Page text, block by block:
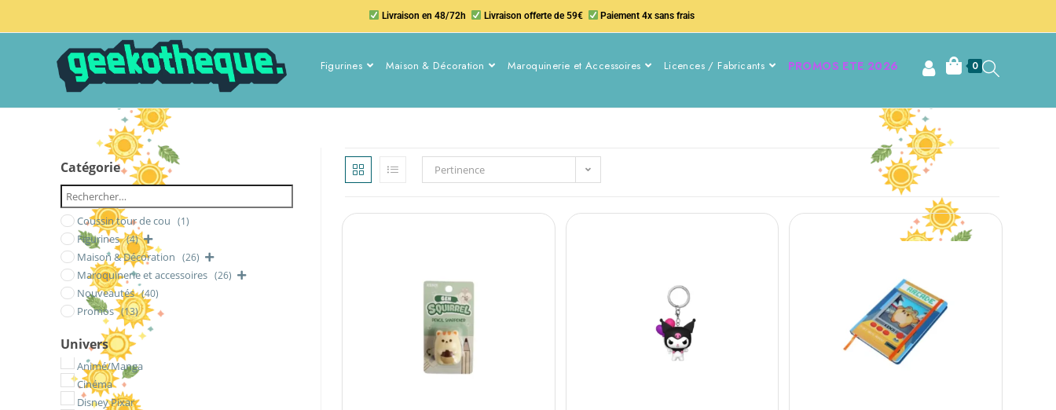
Livraison en 48/72h Livraison offerte de 59€ Paiement 4x sans frais
Figurines Maison & Décoration Maroquinerie et Accessoires Licences / Fabricants PROMOS ETE 2026 0
Pertinence
Catégorie
Coussin tour de cou (1)
Figurines (4)
Maison & Décoration (26)
Maroquinerie et accessoires (26)
Nouveautés (40)
Promos (13)
Univers
Animé/Manga
Cinéma
Disney Pixar